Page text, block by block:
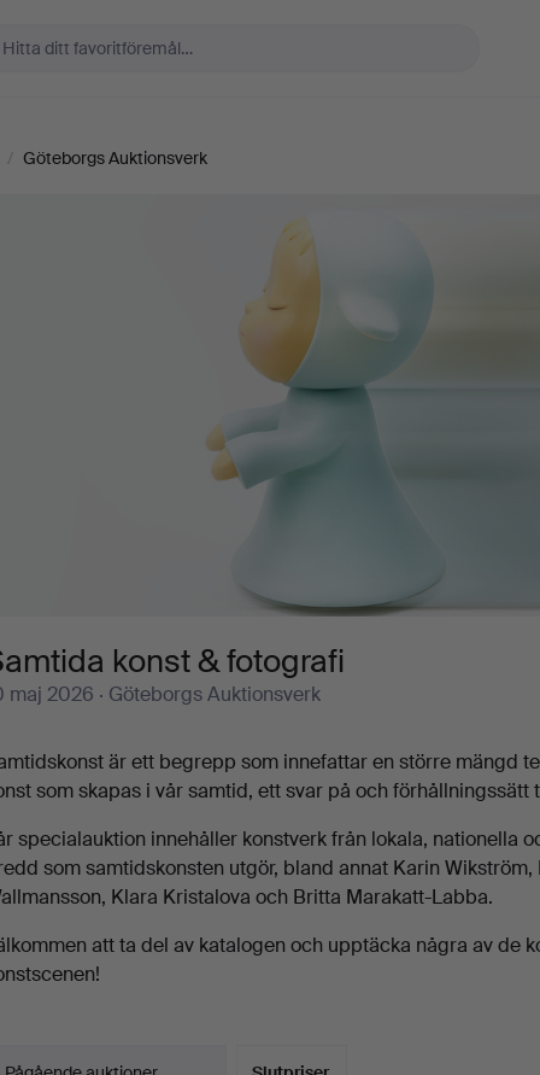
/ Göteborgs Auktionsverk
konst & fotografi
maj 2026 · Göteborgs Auktionsverk
är ett begrepp som innefattar en större mängd
som skapas i vår samtid, ett svar på och förhållningssätt
specialauktion innehåller konstverk från lokala, nationella
som samtidskonsten utgör, bland annat Karin
Klara Kristalova och Britta Marakatt-Labba.
att ta del av katalogen och upptäcka några av de